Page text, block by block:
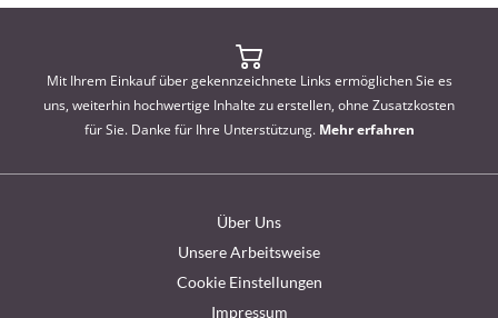
Mit Ihrem Einkauf über gekennzeichnete Links ermöglichen Sie es
uns, weiterhin hochwertige Inhalte zu erstellen, ohne Zusatzkosten
für Sie. Danke für Ihre Unterstützung. Mehr erfahren
Über Uns
Unsere Arbeitsweise
Cookie Einstellungen
Impressum